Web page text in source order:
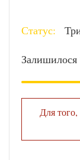
Статус:
Залишилося
Для